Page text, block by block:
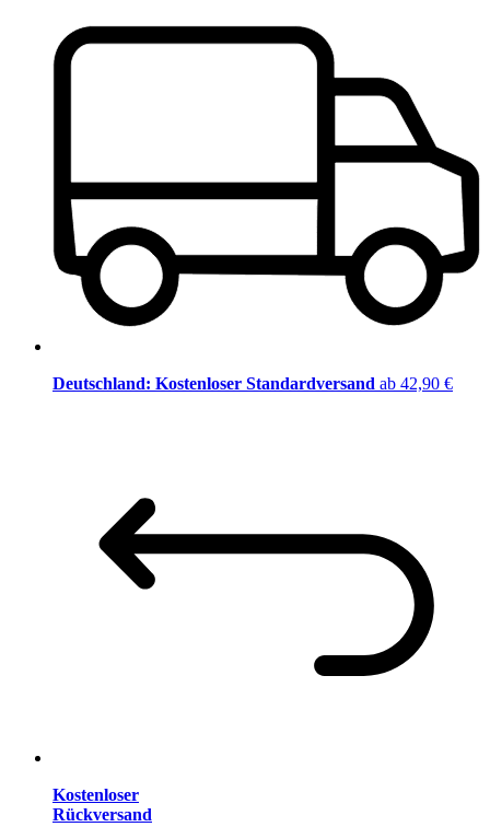
Deutschland: Kostenloser Standardversand ab 42,90 €
Kostenloser
Rückversand